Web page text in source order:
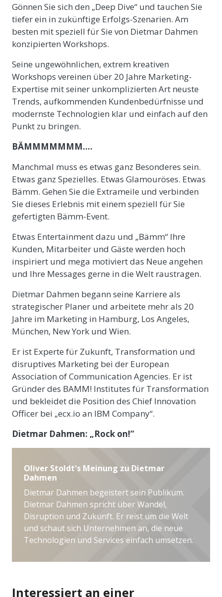
Gönnen Sie sich den „Deep Dive“ und tauchen Sie
tiefer ein in zukünftige Erfolgs-Szenarien. Am
besten mit speziell für Sie von Dietmar Dahmen
konzipierten Workshops.
Seine ungewöhnlichen, extrem kreativen
Workshops vereinen über 20 Jahre Marketing-
Expertise mit seiner unkomplizierten Art neuste
Trends, aufkommenden Kundenbedürfnisse und
modernste Technologien klar und einfach auf den
Punkt zu bringen.
BÄMMMMMMM….
Manchmal muss es etwas ganz Besonderes sein.
Etwas ganz Spezielles. Etwas Glamouröses. Etwas
Bämm. Gehen Sie die Extrameile und verbinden
Sie dieses Erlebnis mit einem speziell für Sie
gefertigten Bämm-Event.
Etwas Entertainment dazu und „Bämm“ Ihre
Kunden, Mitarbeiter und Gäste werden hoch
inspiriert und mega motiviert das Neue angehen
und Ihre Messages gerne in die Welt raustragen.
Dietmar Dahmen begann seine Karriere als
strategischer Planer und arbeitete mehr als 20
Jahre im Marketing in Hamburg, Los Angeles,
München, New York und Wien.
Er ist Experte für Zukunft, Transformation und
disruptives Marketing bei der European
Association of Communication Agencies. Er ist
Gründer des BAMM! Institutes für Transformation
und bekleidet die Position des Chief Innovation
Officer bei „ecx.io an IBM Company“.
Dietmar Dahmen: „Rock on!“
Oliver Stoldt's Meinung zu Dietmar
Dahmen
Dietmar Dahmen begeistert sein Publikum.
Dietmar Dahmen spricht über Wandel,
Disruption und Zukunft. Er reist um die Welt
und schaut sich Unternehmen an, die neue
Technologien und Services einfach umsetzen.
Interessiert an einer